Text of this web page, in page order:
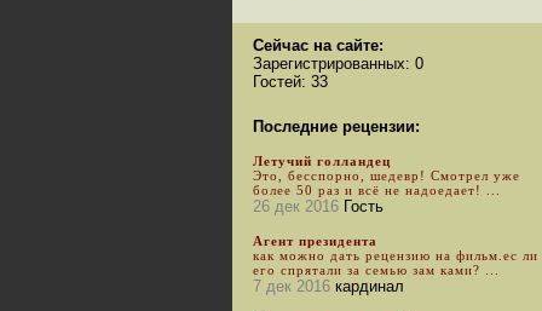
Сейчас на сайте:
Зарегистрированных: 0
Гостей: 33
Последние рецензии:
Летучий голландец
Это, бесспорно, шедевр! Смотрел уже
более 50 раз и всё не надоедает! ...
26 дек 2016 Гость
Агент президента
как можно дать рецензию на фильм.ес ли
его спрятали за семью зам ками? ...
7 дек 2016 кардинал